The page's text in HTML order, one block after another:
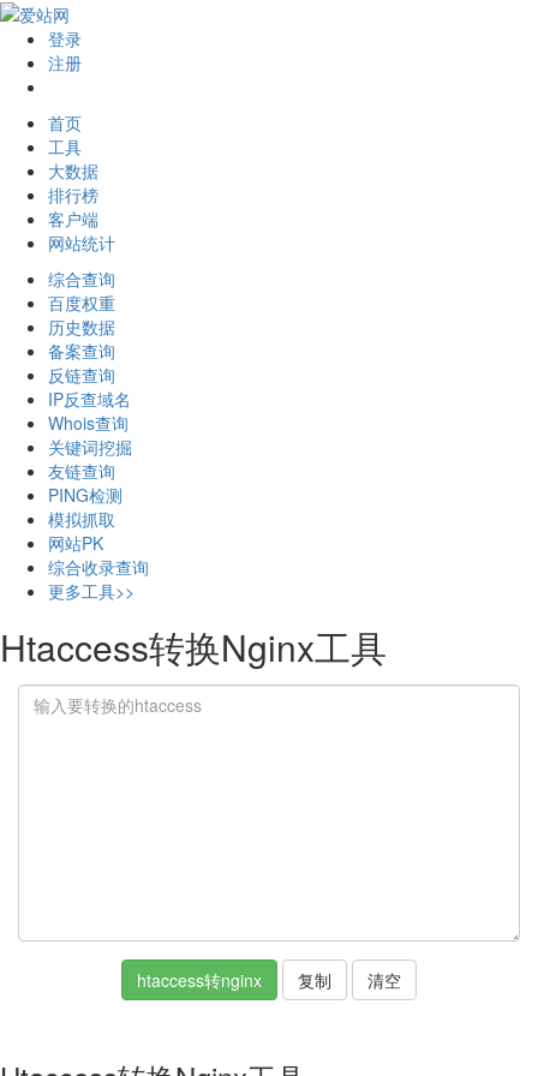
登录
注册
首页
工具
大数据
排行榜
客户端
网站统计
综合查询
百度权重
历史数据
备案查询
反链查询
IP反查域名
Whois查询
关键词挖掘
友链查询
PING检测
模拟抓取
网站PK
综合收录查询
更多工具>>
Htaccess转换Nginx工具
htaccess转nginx 复制 清空